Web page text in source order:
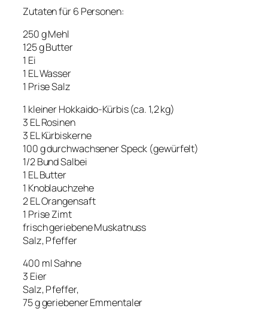
Zutaten für 6 Personen:
250 g Mehl
125 g Butter
1 Ei
1 EL Wasser
1 Prise Salz
1 kleiner Hokkaido-Kürbis (ca. 1,2 kg)
3 EL Rosinen
3 EL Kürbiskerne
100 g durchwachsener Speck (gewürfelt)
1/2 Bund Salbei
1 EL Butter
1 Knoblauchzehe
2 EL Orangensaft
1 Prise Zimt
frisch geriebene Muskatnuss
Salz, Pfeffer
400 ml Sahne
3 Eier
Salz, Pfeffer,
75 g geriebener Emmentaler